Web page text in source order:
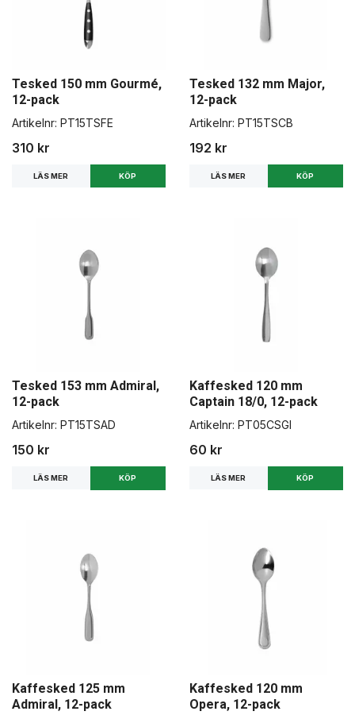
Tesked 150 mm Gourmé,
12-pack
Artikelnr: PT15TSFE
310 kr
LÄS MER
Tesked 132 mm Major,
12-pack
Artikelnr: PT15TSCB
192 kr
LÄS MER
Tesked 153 mm Admiral,
12-pack
Artikelnr: PT15TSAD
150 kr
LÄS MER
Kaffesked 120 mm
Captain 18/0, 12-pack
Artikelnr: PT05CSGI
60 kr
LÄS MER
Kaffesked 125 mm
Admiral, 12-pack
Kaffesked 120 mm
Opera, 12-pack